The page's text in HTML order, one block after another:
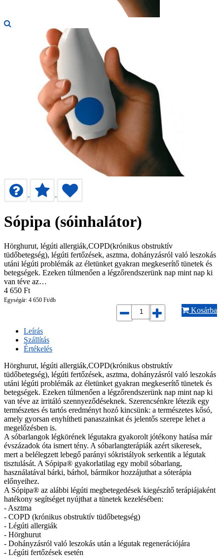
Sópipa (sóinhalátor)
Hörghurut, légúti allergiák,COPD(krónikus obstruktív
tüdőbetegség), légúti fertőzések, asztma, dohányzásról való leszokás
utáni légúti problémák az életünket gyakran megkeserítő tünetek és
betegségek. Ezeken túlmenően a légzőrendszerünk nap mint nap ki
van téve az…
4 650 Ft
Egységár: 4 650 Ft/db
Kosárba
Leírás
Szállítás
Értékelés
Hörghurut, légúti allergiák,COPD(krónikus obstruktív
tüdőbetegség), légúti fertőzések, asztma, dohányzásról való leszokás
utáni légúti problémák az életünket gyakran megkeserítő tünetek és
betegségek. Ezeken túlmenően a légzőrendszerünk nap mint nap ki
van téve az irritáló szennyeződéseknek. Szerencsénkre létezik egy
természetes és tartós eredményt hozó kincsünk: a természetes kősó,
amely gyorsan enyhítheti panaszainkat és jelentős szerepe lehet a
megelőzésben is.
A sóbarlangok légkörének légutakra gyakorolt jótékony hatása már
évszázadok óta ismert tény. A sóbarlangterápiák azért sikeresek,
mert a belélegzett lebegő parányi sókristályok serkentik a légutak
tisztulását. A Sópipa® gyakorlatilag egy mobil sóbarlang,
használatával bárki, bárhol, bármikor hozzájuthat a sóterápia
előnyeihez.
A Sópipa® az alábbi légúti megbetegedések kiegészítő terápiájaként
hatékony segítséget nyújthat a tünetek kezelésében:
- Asztma
- COPD (krónikus obstruktív tüdőbetegség)
- Légúti allergiák
- Hörghurut
- Dohányzásról való leszokás után a légutak regenerációjára
- Légúti fertőzések esetén